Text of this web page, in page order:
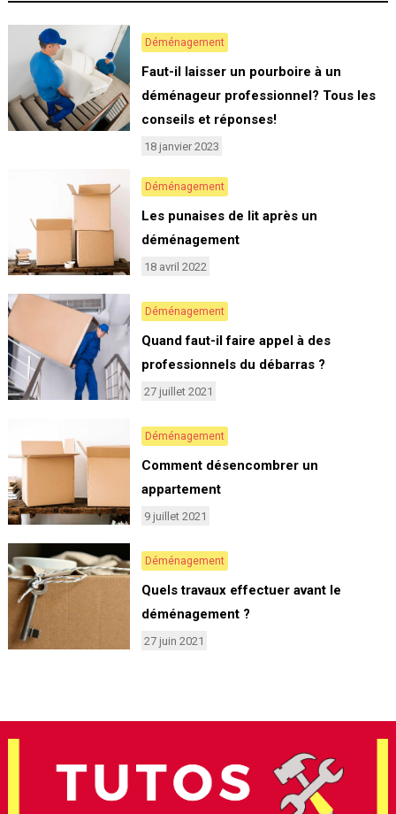
Déménagement
Faut-il laisser un pourboire à un
déménageur professionnel? Tous les
conseils et réponses!
18 janvier 2023
Déménagement
Les punaises de lit après un
déménagement
18 avril 2022
Déménagement
Quand faut-il faire appel à des
professionnels du débarras ?
27 juillet 2021
Déménagement
Comment désencombrer un
appartement
9 juillet 2021
Déménagement
Quels travaux effectuer avant le
déménagement ?
27 juin 2021